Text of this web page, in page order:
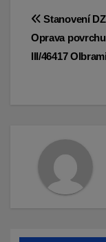
pro
Stanovení
Oprava
III/46417